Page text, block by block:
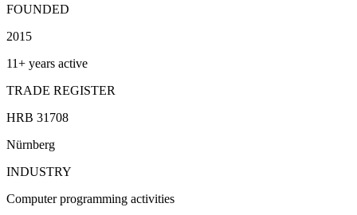
FOUNDED
2015
11+ years active
TRADE REGISTER
HRB 31708
Nürnberg
INDUSTRY
Computer programming activities